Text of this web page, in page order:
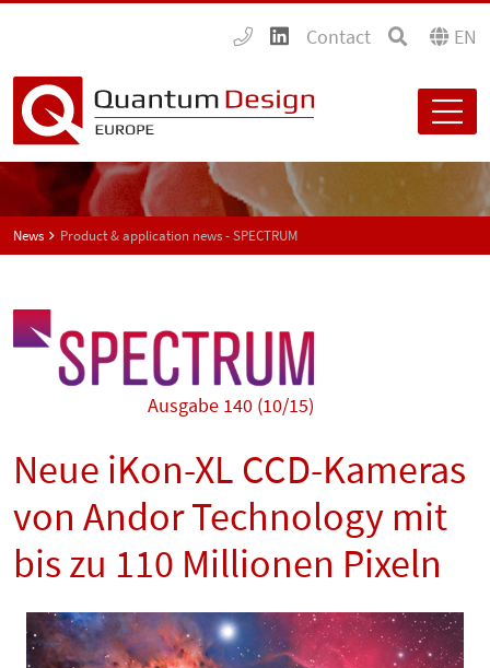
Contact EN
News Product & application news - SPECTRUM
Ausgabe 140 (10/15)
Neue iKon-XL CCD-Kameras
von Andor Technology mit
bis zu 110 Millionen Pixeln